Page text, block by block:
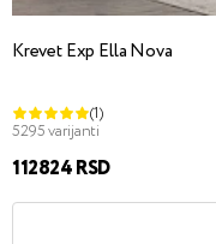
Krevet Exp Ella Nova
(1)
5295 varijanti
112824 RSD